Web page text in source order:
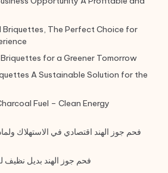
Briquettes, The Perfect Choice for
for a Greener Tomorrow
A Sustainable Solution for the
Fuel – Clean Energy
فحم جوز الهند اقتصادي في الاستهلاك
فحم جوز الهند بديل نظيف